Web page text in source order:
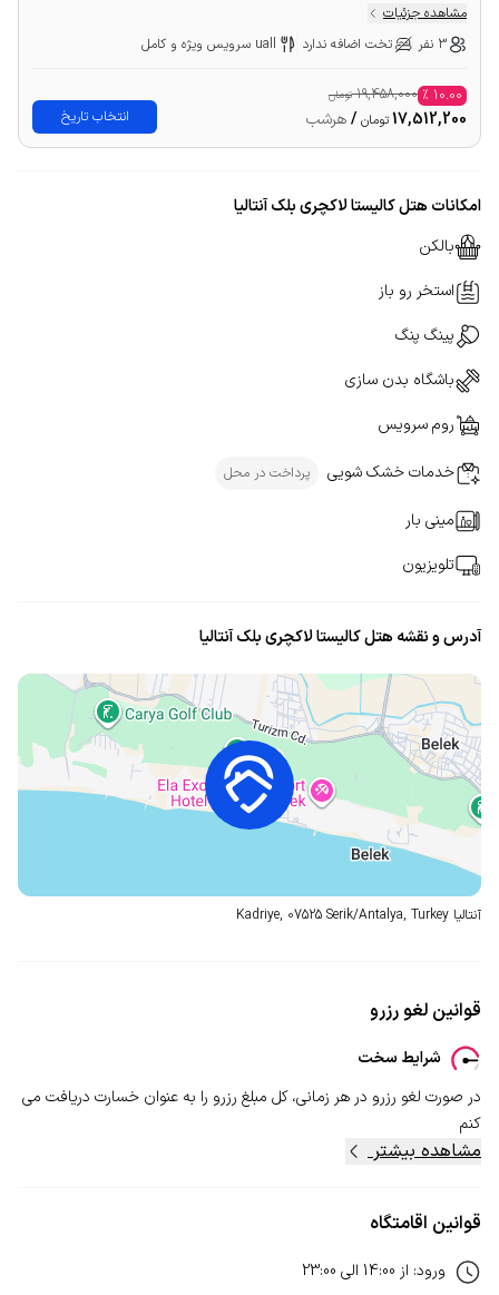
مشاهده جزئیات
3 نفر
تخت اضافه ندارد uall سرویس ویژه و کامل
10.00
%
19,458,000 تومان
17,512,200تومان /هرشب انتخاب تاریخ
امکانات هتل کالیستا لاکچری بلک آنتالیا
بالکن
استخر رو باز
پینگ پنگ
باشگاه بدن سازی
روم سرویس
خدمات خشک شویی پرداخت در محل
مینی بار
تلویزیون
آدرس و نقشه هتل کالیستا لاکچری بلک آنتالیا
آنتالیا Kadriye, 07525 Serik/Antalya, Turkey
قوانین لغو رزرو
شرایط سخت
در صورت لغو رزرو در هر زمانی، کل مبلغ رزرو را به عنوان خسارت دریافت می
کنم
مشاهده بیشتر
قوانین اقامتگاه
ورود: از 14:00 الی 23:00